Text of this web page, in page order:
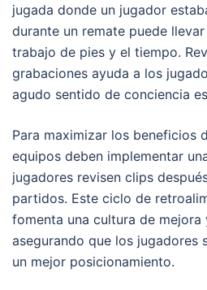
jugada donde un jugador
durante un remate puede
trabajo de pies y el tiempo.
grabaciones ayuda a los
agudo sentido de conciencia
Para maximizar los beneficios
equipos deben implementar
jugadores revisen clips
partidos. Este ciclo de
fomenta una cultura de mejora
asegurando que los jugadores
un mejor posicionamiento.